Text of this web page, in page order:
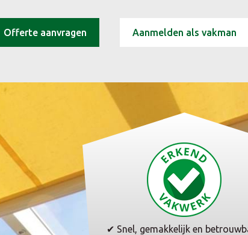
Offerte aanvragen Aanmelden als vakman
✔ Snel, gemakkelijk en